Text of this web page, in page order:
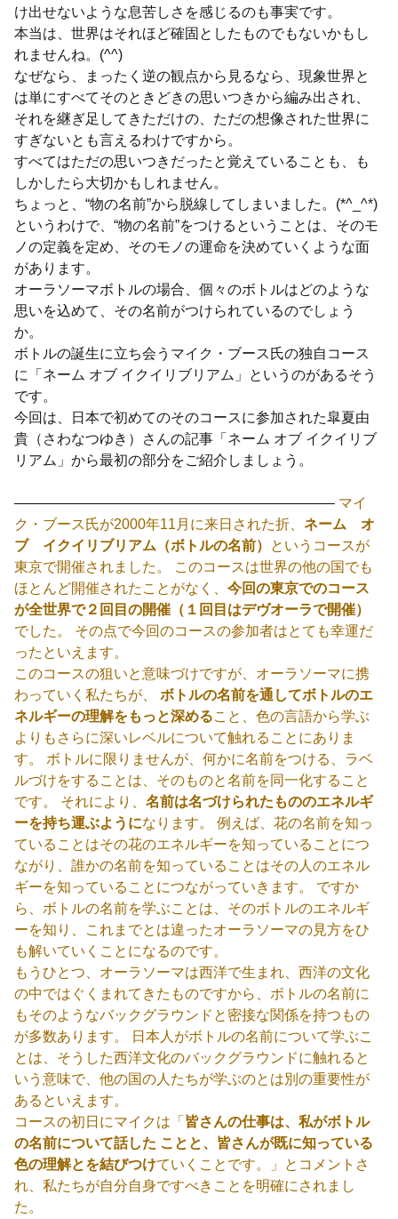
け出せないような息苦しさを感じるのも事実です。
本当は、世界はそれほど確固としたものでもないかもし
れませんね。(^^)
なぜなら、まったく逆の観点から見るなら、現象世界と
は単にすべてそのときどきの思いつきから編み出され、
それを継ぎ足してきただけの、ただの想像された世界に
すぎないとも言えるわけですから。
すべてはただの思いつきだったと覚えていることも、も
しかしたら大切かもしれません。
ちょっと、“物の名前”から脱線してしまいました。(*^_^*)
というわけで、“物の名前”をつけるということは、そのモ
ノの定義を定め、そのモノの運命を決めていくような面
があります。
オーラソーマボトルの場合、個々のボトルはどのような
思いを込めて、その名前がつけられているのでしょう
か。
ボトルの誕生に立ち会うマイク・ブース氏の独自コース
に「ネーム オブ イクイリブリアム」というのがあるそう
です。
今回は、日本で初めてのそのコースに参加された皐夏由
貴（さわなつゆき）さんの記事「ネーム オブ イクイリブ
リアム」から最初の部分をご紹介しましょう。
——————————————————————– マイ
ク・ブース氏が2000年11月に来日された折、ネーム オ
ブ イクイリブリアム（ボトルの名前） というコースが
東京で開催されました。 このコースは世界の他の国でも
ほとんど開催されたことがなく、今回の東京でのコース
が全世界で２回目の開催（１回目はデヴオーラで開催）
でした。 その点で今回のコースの参加者はとても幸運だ
ったといえます。
このコースの狙いと意味づけですが、オーラソーマに携
わっていく私たちが、ボトルの名前を通してボトルのエ
ネルギーの理解をもっと深めること、色の言語から学ぶ
よりもさらに深いレベルについて触れることにありま
す。 ボトルに限りませんが、何かに名前をつける、ラベ
ルづけをすることは、そのものと名前を同一化すること
です。 それにより、名前は名づけられたもののエネルギ
ーを持ち運ぶようになります。 例えば、花の名前を知っ
ていることはその花のエネルギーを知っていることにつ
ながり、誰かの名前を知っていることはその人のエネル
ギーを知っていることにつながっていきます。 ですか
ら、ボトルの名前を学ぶことは、そのボトルのエネルギ
ーを知り、これまでとは違ったオーラソーマの見方をひ
も解いていくことになるのです。
もうひとつ、オーラソーマは西洋で生まれ、西洋の文化
の中ではぐくまれてきたものですから、ボトルの名前に
もそのようなバックグラウンドと密接な関係を持つもの
が多数あります。 日本人がボトルの名前について学ぶこ
とは、そうした西洋文化のバックグラウンドに触れると
いう意味で、他の国の人たちが学ぶのとは別の重要性が
あるといえます。
コースの初日にマイクは「皆さんの仕事は、私がボトル
の名前について話した ことと、皆さんが既に知っている
色の理解とを結びつけていくことです。」とコメントさ
れ、私たちが自分自身ですべきことを明確にされまし
た。